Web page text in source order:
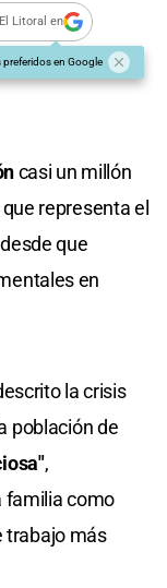
Litoral en
en Google
casi un millón
representa el
que
en
la crisis
población de
,
familia como
trabajo más